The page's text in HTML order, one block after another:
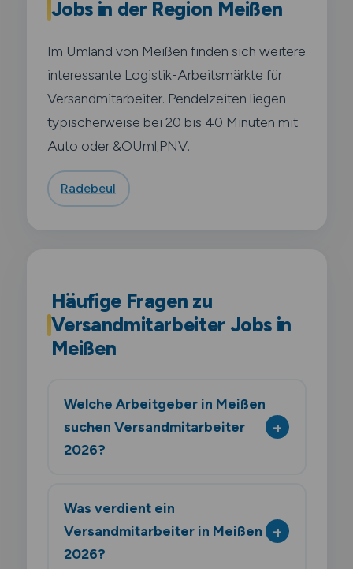
Jobs in der Region Meißen
Im Umland von Meißen finden sich weitere
interessante Logistik-Arbeitsmärkte für
Versandmitarbeiter. Pendelzeiten liegen
typischerweise bei 20 bis 40 Minuten mit
Auto oder &OUml;PNV.
Radebeul
Häufige Fragen zu
Versandmitarbeiter Jobs in
Meißen
Welche Arbeitgeber in Meißen
suchen Versandmitarbeiter
2026?
Was verdient ein
Versandmitarbeiter in Meißen
2026?